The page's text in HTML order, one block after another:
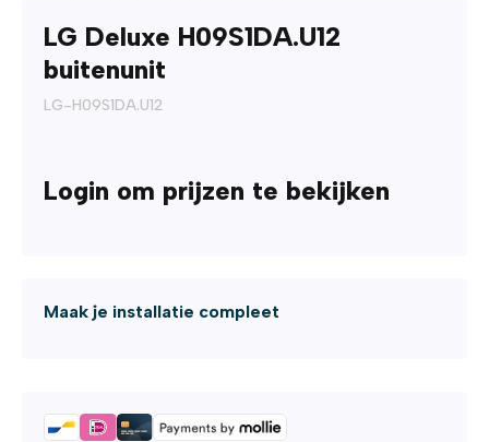
LG Deluxe H09S1DA.U12
buitenunit
LG-H09S1DA.U12
Login om prijzen te bekijken
Maak je installatie compleet